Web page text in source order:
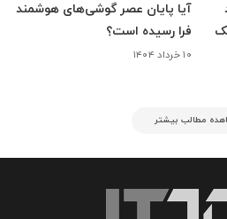
آیا پایان عصر گوشی‌های هوشمند
فرا رسیده است؟
۱۰ خرداد ۱۴۰۴
مطالب بیشتر